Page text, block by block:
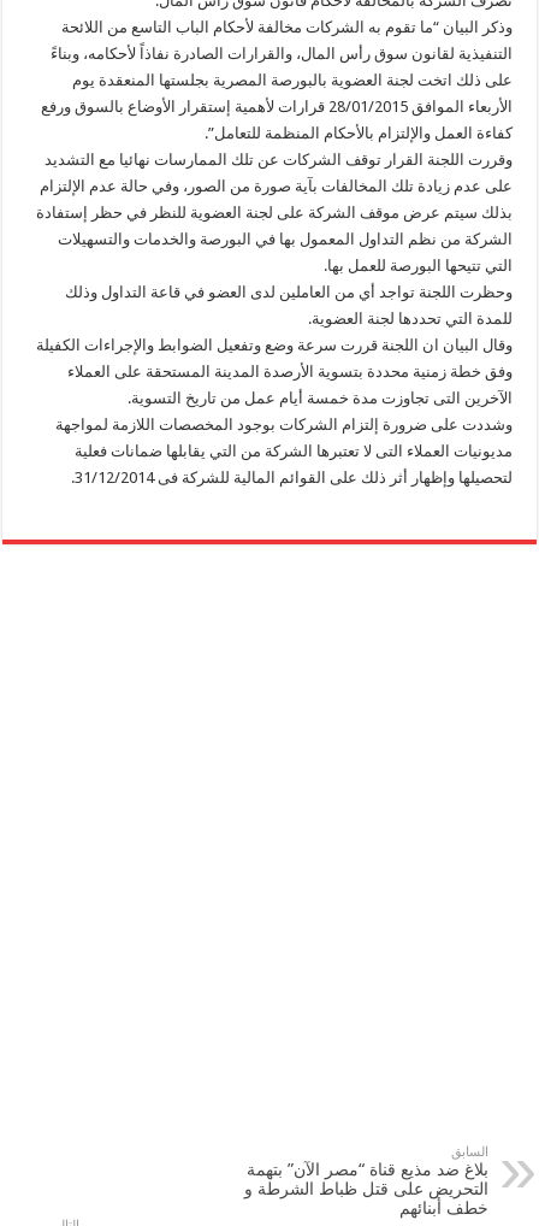
وذكر البيان “ما تقوم به الشركات مخالفة لأحكام الباب التاسع من اللائحة
التنفيذية لقانون سوق رأس المال، والقرارات الصادرة نفاذاً لأحكامه، وبناءً
على ذلك اتخت لجنة العضوية بالبورصة المصرية بجلستها المنعقدة يوم
الأربعاء الموافق 28/01/2015 قرارات لأهمية إستقرار الأوضاع بالسوق ورفع
كفاءة العمل والإلتزام بالأحكام المنظمة للتعامل”.
وقررت اللجنة القرار توقف الشركات عن تلك الممارسات نهائيا مع التشديد
على عدم زيادة تلك المخالفات بآية صورة من الصور، وفي حالة عدم الإلتزام
بذلك سيتم عرض موقف الشركة على لجنة العضوية للنظر في حظر إستفادة
الشركة من نظم التداول المعمول بها في البورصة والخدمات والتسهيلات
التي تتيحها البورصة للعمل بها.
وحظرت اللجنة تواجد أي من العاملين لدى العضو في قاعة التداول وذلك
للمدة التي تحددها لجنة العضوية.
وقال البيان ان اللجنة قررت سرعة وضع وتفعيل الضوابط والإجراءات الكفيلة
وفق خطة زمنية محددة بتسوية الأرصدة المدينة المستحقة على العملاء
الآخرين التى تجاوزت مدة خمسة أيام عمل من تاريخ التسوية.
وشددت على ضرورة إلتزام الشركات بوجود المخصصات اللازمة لمواجهة
مديونيات العملاء التى لا تعتبرها الشركة من التي يقابلها ضمانات فعلية
لتحصيلها وإظهار أثر ذلك على القوائم المالية للشركة فى 31/12/2014.
السابق
بلاغ ضد مذيع قناة “مصر الآن” بتهمة
التحريض على قتل ظباط الشرطة و
خطف أبنائهم